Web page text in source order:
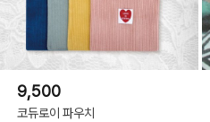
9,500
코듀로이 파우치